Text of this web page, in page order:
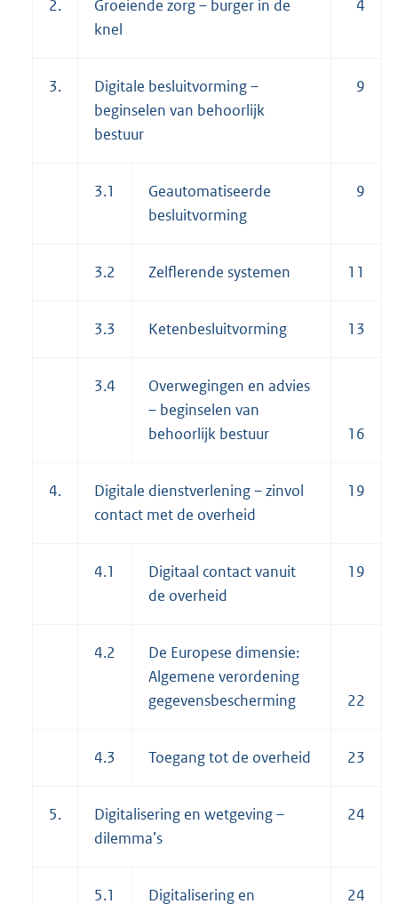
2.
Groeiende zorg – burger in de
knel
4
3.
Digitale besluitvorming –
beginselen van behoorlijk
bestuur
9
3.1
Geautomatiseerde
besluitvorming
9
3.2 Zelflerende systemen 11
3.3 Ketenbesluitvorming 13
3.4
Overwegingen en advies
– beginselen van
behoorlijk bestuur
16
4.
Digitale dienstverlening – zinvol
contact met de overheid
19
4.1
Digitaal contact vanuit
de overheid
19
4.2
De Europese dimensie:
Algemene verordening
gegevensbescherming
22
4.3 Toegang tot de overheid 23
5.
Digitalisering en wetgeving –
dilemma’s
24
5.1 Digitalisering en 24